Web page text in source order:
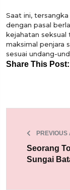
Saat ini,
dengan pasal
kejahatan seksual
maksimal penjara
sesuai undang-
Share This Post:
PREVIOUS
Seorang
Sungai